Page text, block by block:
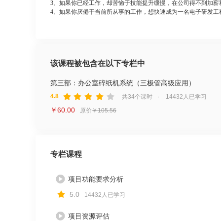
3、如果你已经工作，却苦恼于技能提升缓慢，在公司得不到加薪
4、如果你厌倦于当前所从事的工作，想快速成为一名电子研发
该课程被包含在以下专栏中
第三部：办公室碎纸机系统（三极管高级应用）
4.8 共34个课时 · 14432人已学习
￥60.00 原价￥105.56
专栏课程
项目功能要求分析
5.0
14432人已学习
项目资源评估